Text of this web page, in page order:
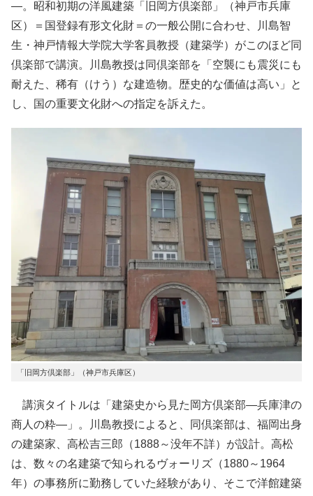
―。昭和初期の洋風建築「旧岡方倶楽部」（神戸市兵庫
区）＝国登録有形文化財＝の一般公開に合わせ、川島智
生・神戸情報大学院大学客員教授（建築学）がこのほど同
倶楽部で講演。川島教授は同倶楽部を「空襲にも震災にも
耐えた、稀有（けう）な建造物。歴史的な価値は高い」と
し、国の重要文化財への指定を訴えた。
「旧岡方倶楽部」（神戸市兵庫区）
講演タイトルは「建築史から見た岡方倶楽部―兵庫津の
商人の粋―」。川島教授によると、同倶楽部は、福岡出身
の建築家、高松吉三郎（1888～没年不詳）が設計。高松
は、数々の名建築で知られるヴォーリズ（1880～1964
年）の事務所に勤務していた経験があり、そこで洋館建築